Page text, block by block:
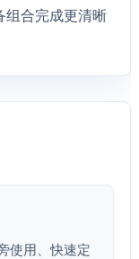
组合完成更清晰
使用、快速定